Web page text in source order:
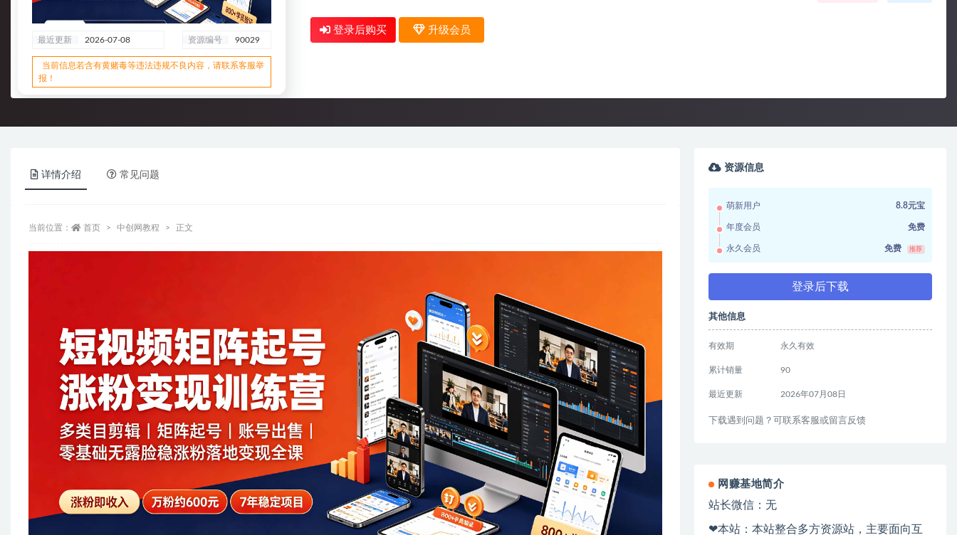
最近更新 2026-07-08 资源编号 90029
当前信息若含有黄赌毒等违法违规不良内容，请联系客服举
报！
登录后购买 升级会员
详情介绍 常见问题
当前位置： 首页 中创网教程 正文
资源信息
萌新用户 8.8元宝
年度会员 免费
永久会员 免费 推荐
登录后下载
其他信息
有效期 永久有效
累计销量 90
最近更新 2026年07月08日
下载遇到问题？可联系客服或留言反馈
网赚基地简介
站长微信：无
❤本站：本站整合多方资源站，主要面向互